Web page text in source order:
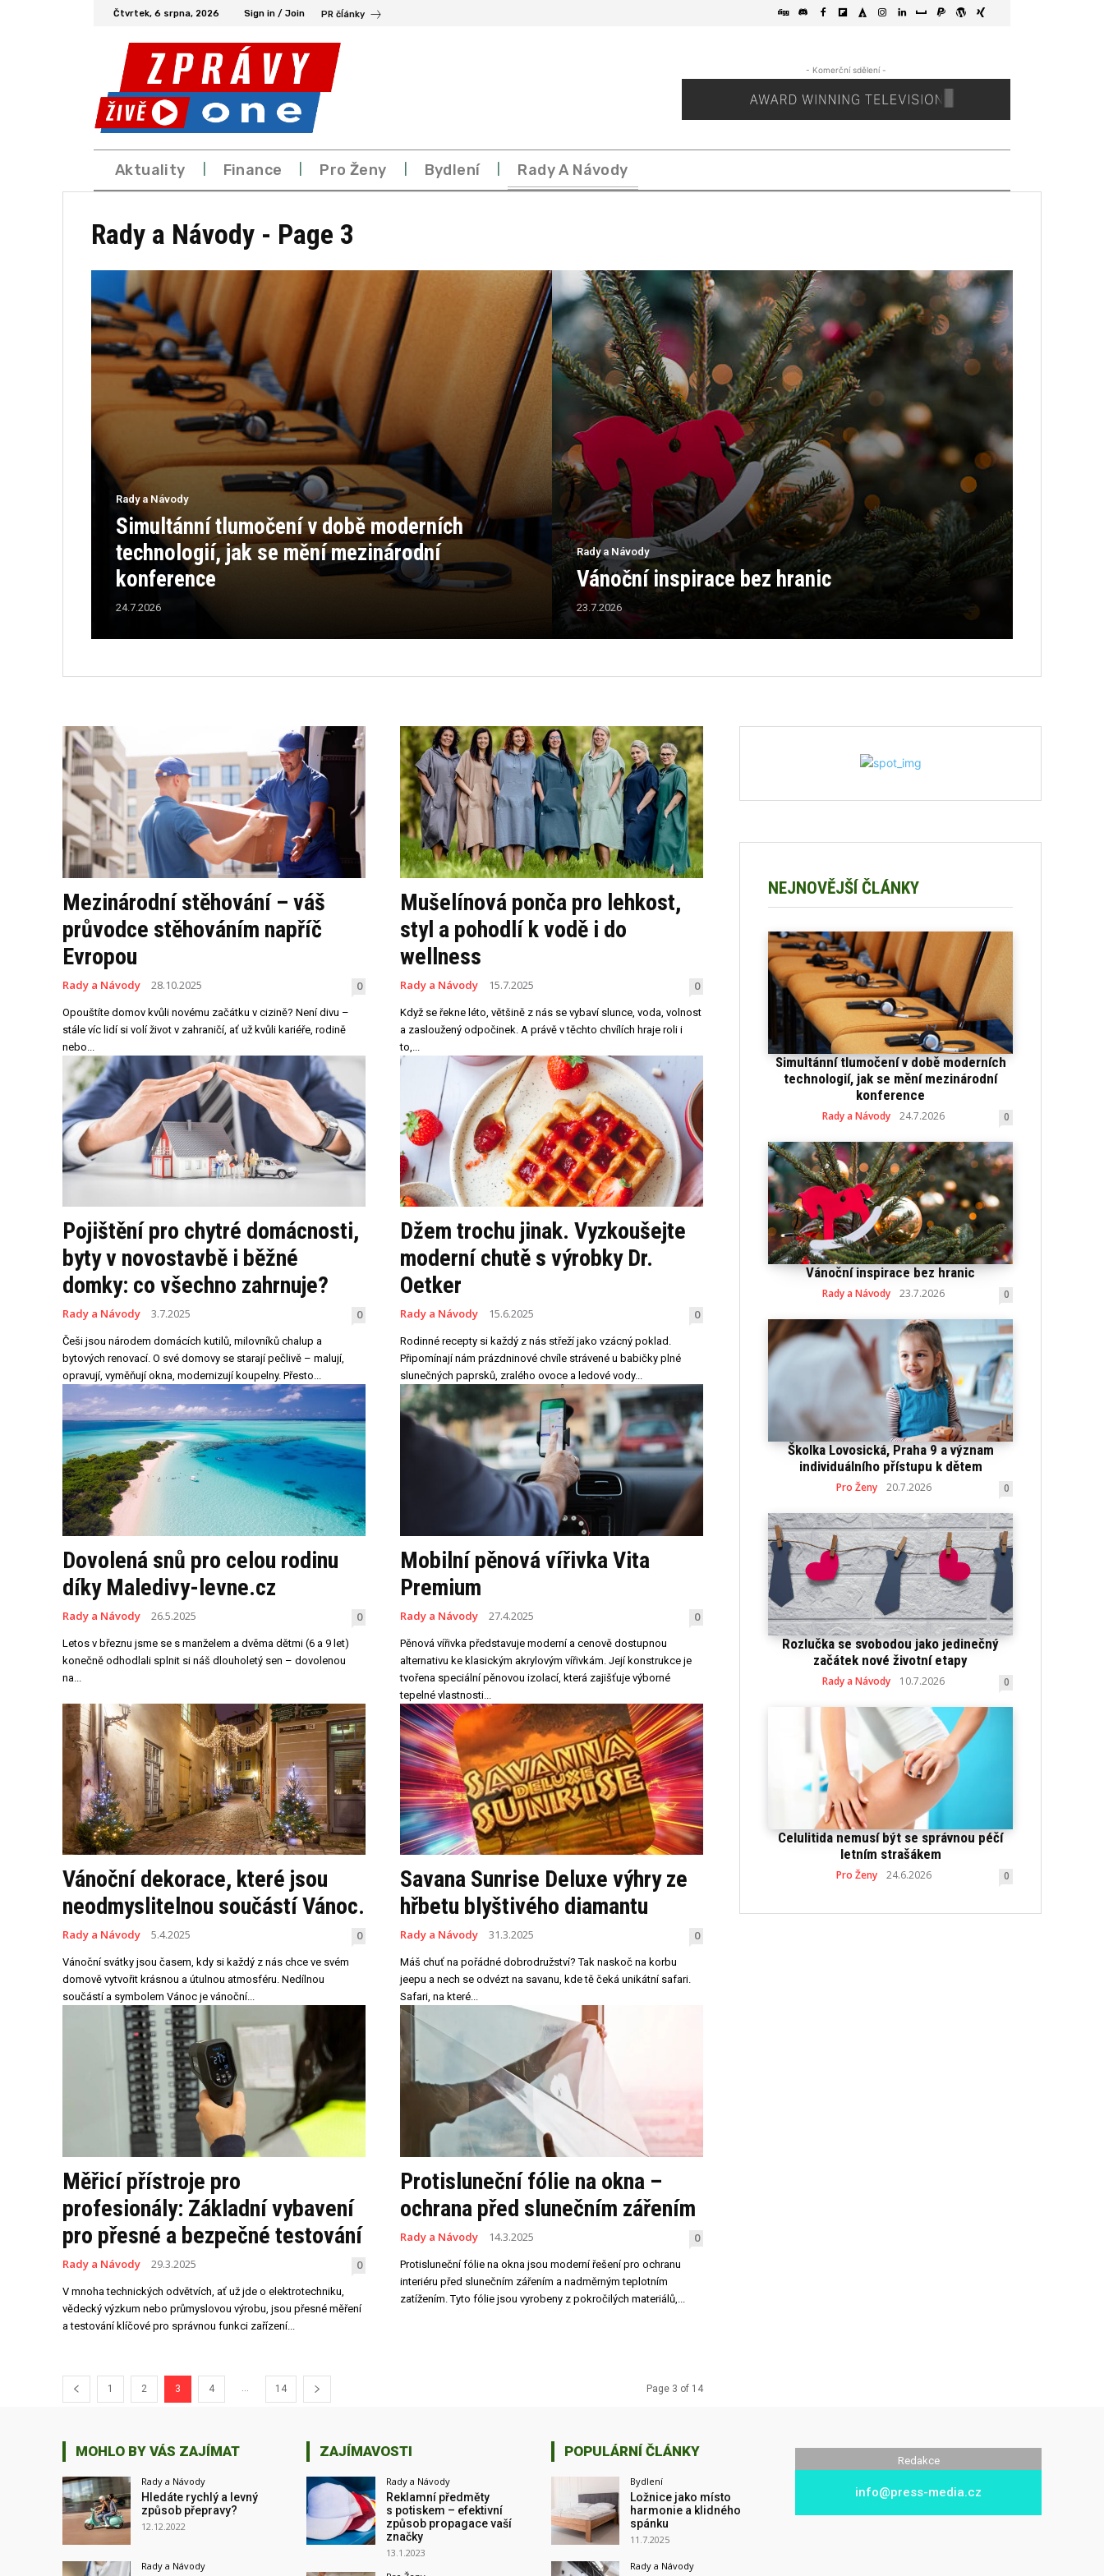
Čtvrtek, 6 srpna, 2026 Sign in / Join PR čĺánky
- Komerční sdělení -
Aktuality Finance Pro Ženy Bydlení Rady A Návody
Rady a Návody - Page 3
Rady a Návody
Simultánní tlumočení v době moderních
technologií, jak se mění mezinárodní
konference
24.7.2026
Rady a Návody
Vánoční inspirace bez hranic
23.7.2026
Mezinárodní stěhování – váš
průvodce stěhováním napříč
Evropou
Rady a Návody 28.10.2025 0
Opouštíte domov kvůli novému začátku v cizině? Není divu –
stále víc lidí si volí život v zahraničí, ať už kvůli kariéře, rodině
nebo...
Mušelínová ponča pro lehkost,
styl a pohodlí k vodě i do
wellness
Rady a Návody 15.7.2025 0
Když se řekne léto, většině z nás se vybaví slunce, voda, volnost
a zasloužený odpočinek. A právě v těchto chvílích hraje roli i
to,...
Pojištění pro chytré domácnosti,
byty v novostavbě i běžné
domky: co všechno zahrnuje?
Rady a Návody 3.7.2025 0
Češi jsou národem domácích kutilů, milovníků chalup a
bytových renovací. O své domovy se starají pečlivě – malují,
opravují, vyměňují okna, modernizují koupelny. Přesto...
Džem trochu jinak. Vyzkoušejte
moderní chutě s výrobky Dr.
Oetker
Rady a Návody 15.6.2025 0
Rodinné recepty si každý z nás střeží jako vzácný poklad.
Připomínají nám prázdninové chvíle strávené u babičky plné
slunečných paprsků, zralého ovoce a ledové vody...
Dovolená snů pro celou rodinu
díky Maledivy-levne.cz
Rady a Návody 26.5.2025 0
Letos v březnu jsme se s manželem a dvěma dětmi (6 a 9 let)
konečně odhodlali splnit si náš dlouholetý sen – dovolenou
na...
Mobilní pěnová vířivka Vita
Premium
Rady a Návody 27.4.2025 0
Pěnová vířivka představuje moderní a cenově dostupnou
alternativu ke klasickým akrylovým vířivkám. Její konstrukce je
tvořena speciální pěnovou izolací, která zajišťuje výborné
tepelné vlastnosti...
Vánoční dekorace, které jsou
neodmyslitelnou součástí Vánoc.
Rady a Návody 5.4.2025 0
Vánoční svátky jsou časem, kdy si každý z nás chce ve svém
domově vytvořit krásnou a útulnou atmosféru. Nedílnou
součástí a symbolem Vánoc je vánoční...
Savana Sunrise Deluxe výhry ze
hřbetu blyštivého diamantu
Rady a Návody 31.3.2025 0
Máš chuť na pořádné dobrodružství? Tak naskoč na korbu
jeepu a nech se odvézt na savanu, kde tě čeká unikátní safari.
Safari, na které...
Měřicí přístroje pro
profesionály: Základní vybavení
pro přesné a bezpečné testování
Rady a Návody 29.3.2025 0
V mnoha technických odvětvích, ať už jde o elektrotechniku,
vědecký výzkum nebo průmyslovou výrobu, jsou přesné měření
a testování klíčové pro správnou funkci zařízení...
Protisluneční fólie na okna –
ochrana před slunečním zářením
Rady a Návody 14.3.2025 0
Protisluneční fólie na okna jsou moderní řešení pro ochranu
interiéru před slunečním zářením a nadměrným teplotním
zatížením. Tyto fólie jsou vyrobeny z pokročilých materiálů,...
1 2 3 4 14 Page 3 of 14
NEJNOVĚJŠÍ ČLÁNKY
Simultánní tlumočení v době moderních
technologií, jak se mění mezinárodní
konference
Rady a Návody 24.7.2026 0
Vánoční inspirace bez hranic
Rady a Návody 23.7.2026 0
Školka Lovosická, Praha 9 a význam
individuálního přístupu k dětem
Pro Ženy 20.7.2026 0
Rozlučka se svobodou jako jedinečný
začátek nové životní etapy
Rady a Návody 10.7.2026 0
Celulitida nemusí být se správnou péčí
letním strašákem
Pro Ženy 24.6.2026 0
MOHLO BY VÁS ZAJÍMAT
Rady a Návody
Hledáte rychlý a levný
způsob přepravy?
12.12.2022
Rady a Návody
ZAJÍMAVOSTI
Rady a Návody
Reklamní předměty
s potiskem – efektivní
způsob propagace vaší
značky
13.1.2023
POPULÁRNÍ ČLÁNKY
Bydlení
Ložnice jako místo
harmonie a klidného
spánku
11.7.2025
Rady a Návody
Redakce
info@press-media.cz